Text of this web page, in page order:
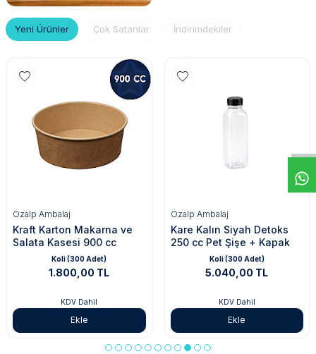
Keşfet
Yeni Ürünler Çok Satanlar İndirimdekiler
Özalp Ambalaj
Kare Kalın Siyah Detoks
250 cc Pet Şişe + Kapak
Koli (300 Adet)
5.040,00 TL
KDV Dahil
Ekle
Özalp Ambalaj
Kristal Plastik Kare Sütlü
Tatlı Kasesi (Kapaklı) 250
Koli (1.000 Adet)
7.670,00 TL
KDV Dahil
Ekle